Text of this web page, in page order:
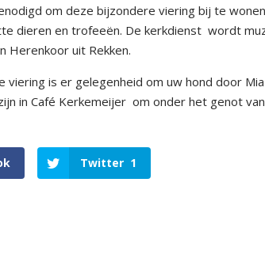
om deze bijzondere viering bij te
dieren en trofeeën. De kerkdienst wordt
Herenkoor uit Rekken.
viering is er gelegenheid om uw hond door
in Café Kerkemeijer om onder het genot
Twitter 1